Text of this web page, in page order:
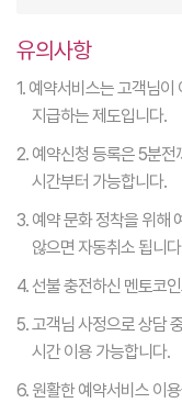
유의사항
1. 예약서비스는 고객님
지급하는 제도입니다.
2. 예약신청 등록은 5분전
시간부터 가능합니다.
3. 예약 문화 정착을 위해
않으면 자동취소 됩니
4. 선불 충전하신 멘토코
5. 고객님 사정으로 상담
시간 이용 가능합니다.
6. 원활한 예약서비스 이